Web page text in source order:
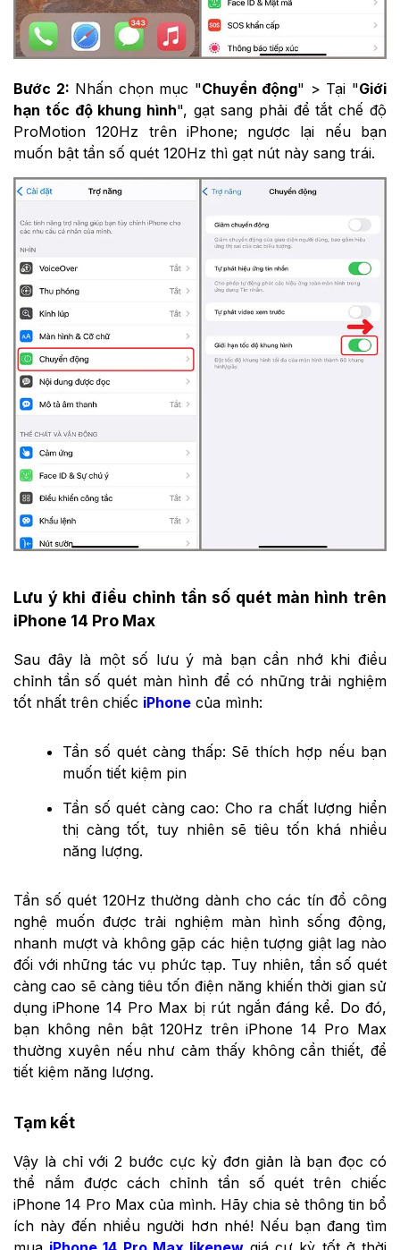
Bước 2: Nhấn chọn mục "Chuyển động" > Tại "Giới
hạn tốc độ khung hình", gạt sang phải để tắt chế độ
ProMotion 120Hz trên iPhone; ngược lại nếu bạn
muốn bật tần số quét 120Hz thì gạt nút này sang trái.
Lưu ý khi điều chỉnh tần số quét màn hình trên
iPhone 14 Pro Max
Sau đây là một số lưu ý mà bạn cần nhớ khi điều
chỉnh tần số quét màn hình để có những trải nghiệm
tốt nhất trên chiếc iPhone của mình:
Tần số quét càng thấp: Sẽ thích hợp nếu bạn
muốn tiết kiệm pin
Tần số quét càng cao: Cho ra chất lượng hiển
thị càng tốt, tuy nhiên sẽ tiêu tốn khá nhiều
năng lượng.
Tần số quét 120Hz thường dành cho các tín đồ công
nghệ muốn được trải nghiệm màn hình sống động,
nhanh mượt và không gặp các hiện tượng giật lag nào
đối với những tác vụ phức tạp. Tuy nhiên, tần số quét
càng cao sẽ càng tiêu tốn điện năng khiến thời gian sử
dụng iPhone 14 Pro Max bị rút ngắn đáng kể. Do đó,
bạn không nên bật 120Hz trên iPhone 14 Pro Max
thường xuyên nếu như cảm thấy không cần thiết, để
tiết kiệm năng lượng.
Tạm kết
Vậy là chỉ với 2 bước cực kỳ đơn giản là bạn đọc có
thể nắm được cách chỉnh tần số quét trên chiếc
iPhone 14 Pro Max của mình. Hãy chia sẻ thông tin bổ
ích này đến nhiều người hơn nhé! Nếu bạn đang tìm